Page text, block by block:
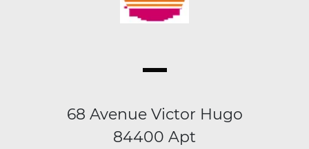
68 Avenue Victor Hugo
84400 Apt